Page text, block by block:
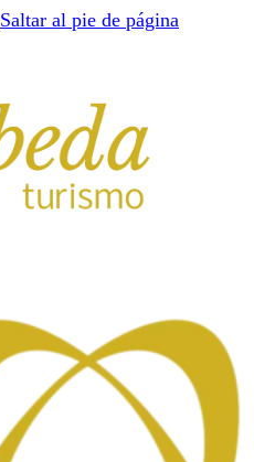
Saltar al pie de página